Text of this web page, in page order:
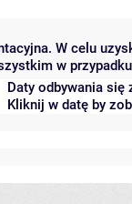
W celu
w
Daty odbywania się
Kliknij w datę by